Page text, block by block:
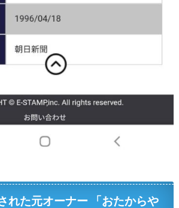
れた元オーナー 「おたからや